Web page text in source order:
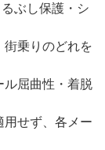
ぶし保護・シ
街乗りのどれを
ル屈曲性・着脱
せず、各メー